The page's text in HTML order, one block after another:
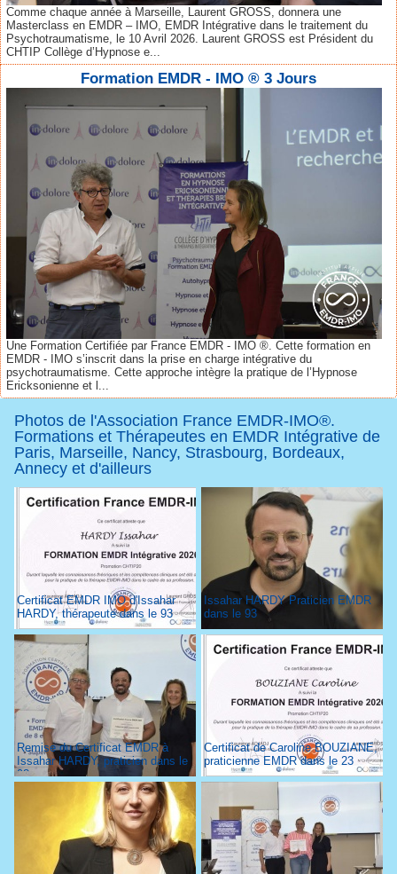
Comme chaque année à Marseille, Laurent GROSS, donnera une
Masterclass en EMDR – IMO, EMDR Intégrative dans le traitement du
Psychotraumatisme, le 10 Avril 2026. Laurent GROSS est Président du
CHTIP Collège d’Hypnose e...
Formation EMDR - IMO ® 3 Jours
Une Formation Certifiée par France EMDR - IMO ®. Cette formation en
EMDR - IMO s’inscrit dans la prise en charge intégrative du
psychotraumatisme. Cette approche intègre la pratique de l’Hypnose
Ericksonienne et l...
Photos de l'Association France EMDR-IMO®.
Formations et Thérapeutes en EMDR Intégrative de
Paris, Marseille, Nancy, Strasbourg, Bordeaux,
Annecy et d'ailleurs
Certificat EMDR IMO d'Issahar
HARDY, thérapeute dans le 93
Issahar HARDY Praticien EMDR
dans le 93
Remise du Certificat EMDR à
Issahar HARDY, praticien dans le
93
Certificat de Caroline BOUZIANE,
praticienne EMDR dans le 23